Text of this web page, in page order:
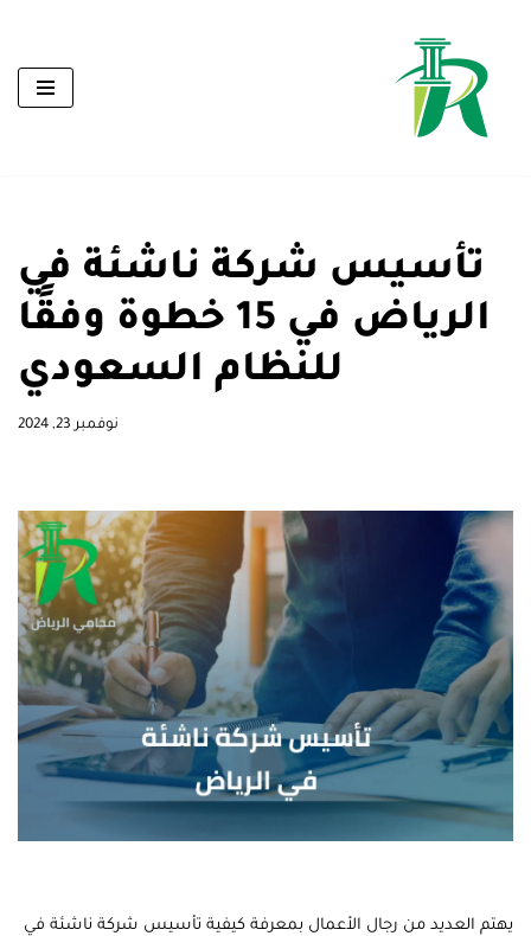
تخطى
المحتوى
تأسيس شركة ناشئة في
الرياض في 15 خطوة وفقًا
للنظام السعودي
نوفمبر 23, 2024
يهتم العديد من رجال الأعمال بمعرفة كيفية تأسيس شركة ناشئة في